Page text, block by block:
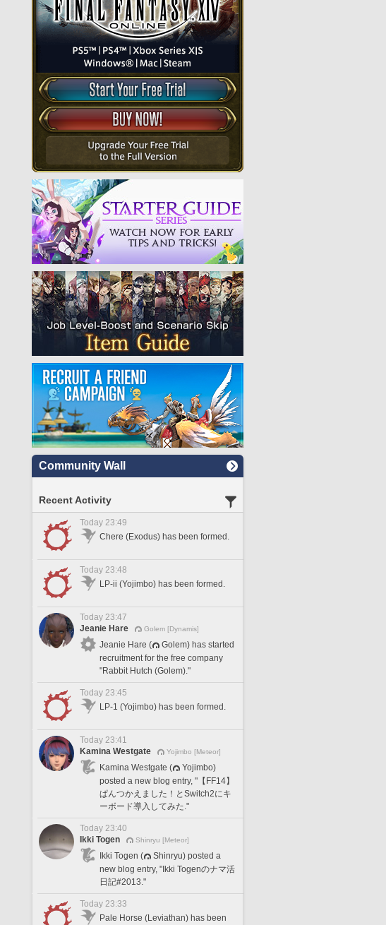
Community Wall
Recent Activity
Today 23:49
Chere (Exodus) has been formed.
Today 23:48
LP-ii (Yojimbo) has been formed.
Today 23:47
Jeanie Hare
Golem [Dynamis]
Jeanie Hare (
Golem) has started
recruitment for the free company
"Rabbit Hutch (Golem)."
Today 23:45
LP-1 (Yojimbo) has been formed.
Today 23:41
Kamina Westgate
Yojimbo [Meteor]
Kamina Westgate (
Yojimbo)
posted a new blog entry, "【FF14】
ぱんつかえました！とSwitch2にキ
ーボード導入してみた."
Today 23:40
Ikki Togen
Shinryu [Meteor]
Ikki Togen (
Shinryu) posted a
new blog entry, "Ikki Togenのナマ活
日記#2013."
Today 23:33
Pale Horse (Leviathan) has been